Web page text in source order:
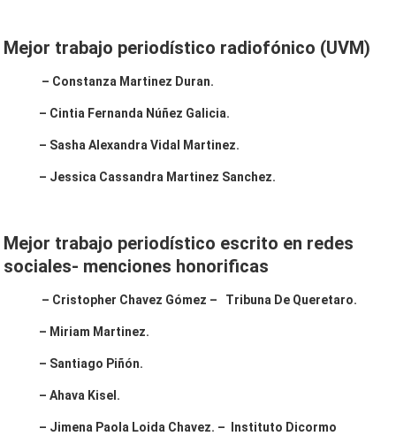
Mejor trabajo periodístico radiofónico (UVM)
– Constanza Martinez Duran.
– Cintia Fernanda Núñez Galicia.
– Sasha Alexandra Vidal Martinez.
– Jessica Cassandra Martinez Sanchez.
Mejor trabajo periodístico escrito en redes
sociales- menciones honorificas
– Cristopher Chavez Gómez – Tribuna De Queretaro.
– Miriam Martinez.
– Santiago Piñón.
– Ahava Kisel.
– Jimena Paola Loida Chavez. – Instituto Dicormo